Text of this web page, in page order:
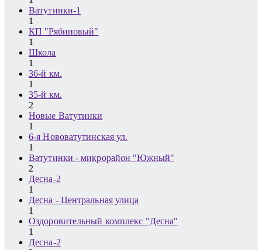
Ватутинки-1
1
КП "Рябиновый"
1
Школа
1
36-й км.
1
35-й км.
2
Новые Ватутинки
1
6-я Нововатутинская ул.
1
Ватутинки - микрорайон "Южный"
2
Десна-2
1
Десна - Центральная улица
1
Оздоровительный комплекс "Десна"
1
Десна-2